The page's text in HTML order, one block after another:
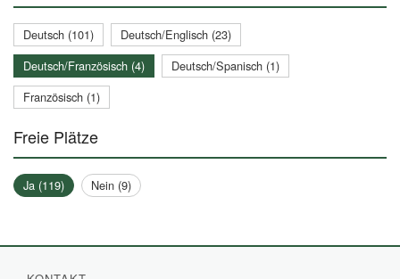
Deutsch (101)
Deutsch/Englisch (23)
Deutsch/Französisch (4)
Deutsch/Spanisch (1)
Französisch (1)
Freie Plätze
Ja (119) Nein (9)